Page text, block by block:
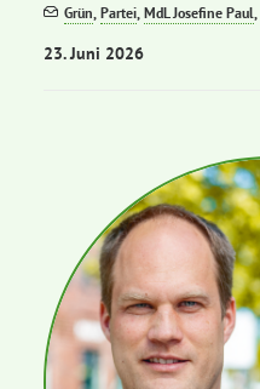
Grün,Partei,MdL Josefine Paul,
23. Juni 2026